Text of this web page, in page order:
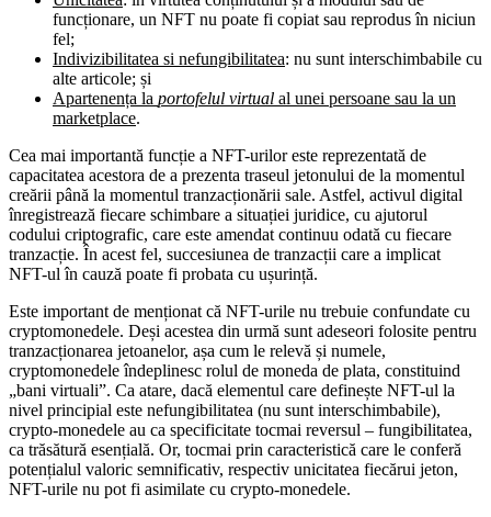
funcționare, un NFT nu poate fi copiat sau reprodus în niciun
fel;
Indivizibilitatea si nefungibilitatea: nu sunt interschimbabile cu
alte articole; și
Apartenența la portofelul virtual al unei persoane sau la un
marketplace.
Cea mai importantă funcție a NFT-urilor este reprezentată de
capacitatea acestora de a prezenta traseul jetonului de la momentul
creării până la momentul tranzacționării sale. Astfel, activul digital
înregistrează fiecare schimbare a situației juridice, cu ajutorul
codului criptografic, care este amendat continuu odată cu fiecare
tranzacție. În acest fel, succesiunea de tranzacții care a implicat
NFT-ul în cauză poate fi probata cu ușurință.
Este important de menționat că NFT-urile nu trebuie confundate cu
cryptomonedele. Deși acestea din urmă sunt adeseori folosite pentru
tranzacționarea jetoanelor, așa cum le relevă și numele,
cryptomonedele îndeplinesc rolul de moneda de plata, constituind
„bani virtuali”. Ca atare, dacă elementul care definește NFT-ul la
nivel principial este nefungibilitatea (nu sunt interschimbabile),
crypto-monedele au ca specificitate tocmai reversul – fungibilitatea,
ca trăsătură esențială. Or, tocmai prin caracteristică care le conferă
potențialul valoric semnificativ, respectiv unicitatea fiecărui jeton,
NFT-urile nu pot fi asimilate cu crypto-monedele.